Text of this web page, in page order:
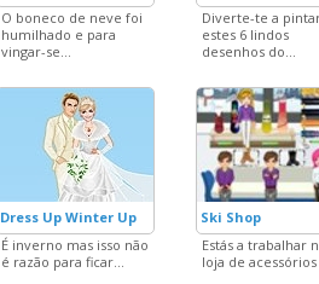
O boneco de neve foi
humilhado e para
vingar-se...
Diverte-te a
estes 6 lindos
desenhos do...
Dress Up Winter Up
É inverno mas isso não
é razão para ficar...
Ski Shop
Estás a trabalhar
loja de